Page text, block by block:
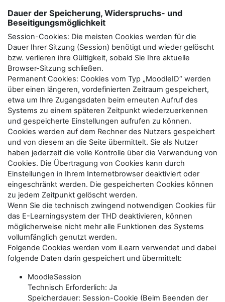
Dauer der Speicherung, Widerspruchs- und
Beseitigungsmöglichkeit
Session-Cookies: Die meisten Cookies werden für die
Dauer Ihrer Sitzung (Session) benötigt und wieder gelöscht
bzw. verlieren ihre Gültigkeit, sobald Sie Ihre aktuelle
Browser-Sitzung schließen.
Permanent Cookies: Cookies vom Typ „MoodleID“ werden
über einen längeren, vordefinierten Zeitraum gespeichert,
etwa um Ihre Zugangsdaten beim erneuten Aufruf des
Systems zu einem späteren Zeitpunkt wiederzuerkennen
und gespeicherte Einstellungen aufrufen zu können.
Cookies werden auf dem Rechner des Nutzers gespeichert
und von diesem an die Seite übermittelt. Sie als Nutzer
haben jederzeit die volle Kontrolle über die Verwendung von
Cookies. Die Übertragung von Cookies kann durch
Einstellungen in Ihrem Internetbrowser deaktiviert oder
eingeschränkt werden. Die gespeicherten Cookies können
zu jedem Zeitpunkt gelöscht werden.
Wenn Sie die technisch zwingend notwendigen Cookies für
das E-Learningsystem der THD deaktivieren, können
möglicherweise nicht mehr alle Funktionen des Systems
vollumfänglich genutzt werden.
Folgende Cookies werden vom iLearn verwendet und dabei
folgende Daten darin gespeichert und übermittelt:
MoodleSession
Technisch Erforderlich: Ja
Speicherdauer: Session-Cookie (Beim Beenden der